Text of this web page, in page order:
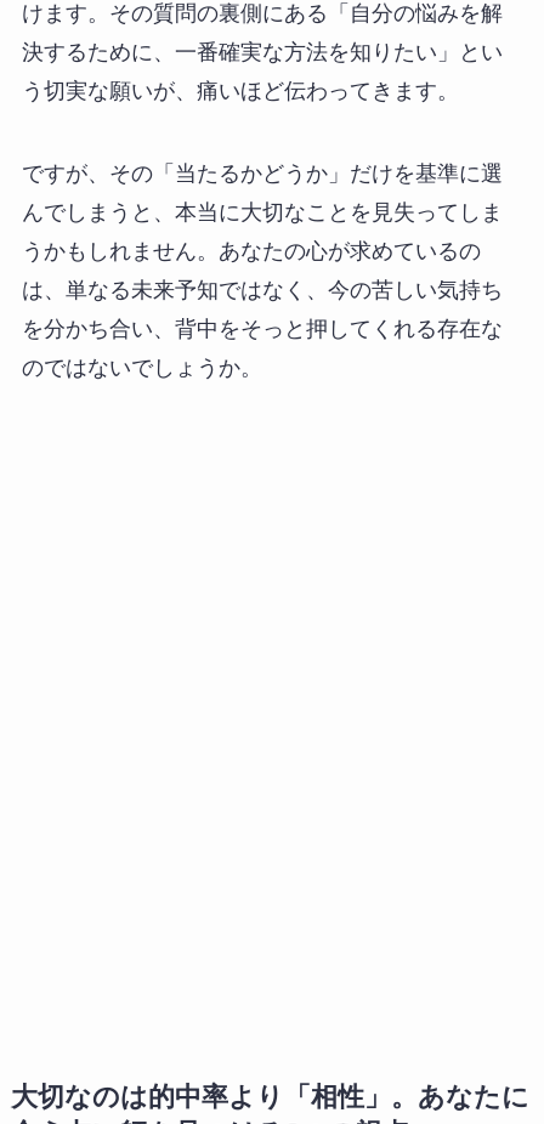
けます。その質問の裏側にある「自分の悩みを解
決するために、一番確実な方法を知りたい」とい
う切実な願いが、痛いほど伝わってきます。
ですが、その「当たるかどうか」だけを基準に選
んでしまうと、本当に大切なことを見失ってしま
うかもしれません。あなたの心が求めているの
は、単なる未来予知ではなく、今の苦しい気持ち
を分かち合い、背中をそっと押してくれる存在な
のではないでしょうか。
大切なのは的中率より「相性」。あなたに